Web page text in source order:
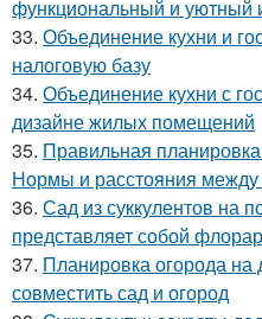
функциональный и уютный
33. Объединение кухни и
налоговую базу
34. Объединение кухни с
дизайне жилых помещений
35. Правильная планировка
Нормы и расстояния между
36. Сад из суккулентов на
представляет собой
37. Планировка огорода на
совместить сад и огород